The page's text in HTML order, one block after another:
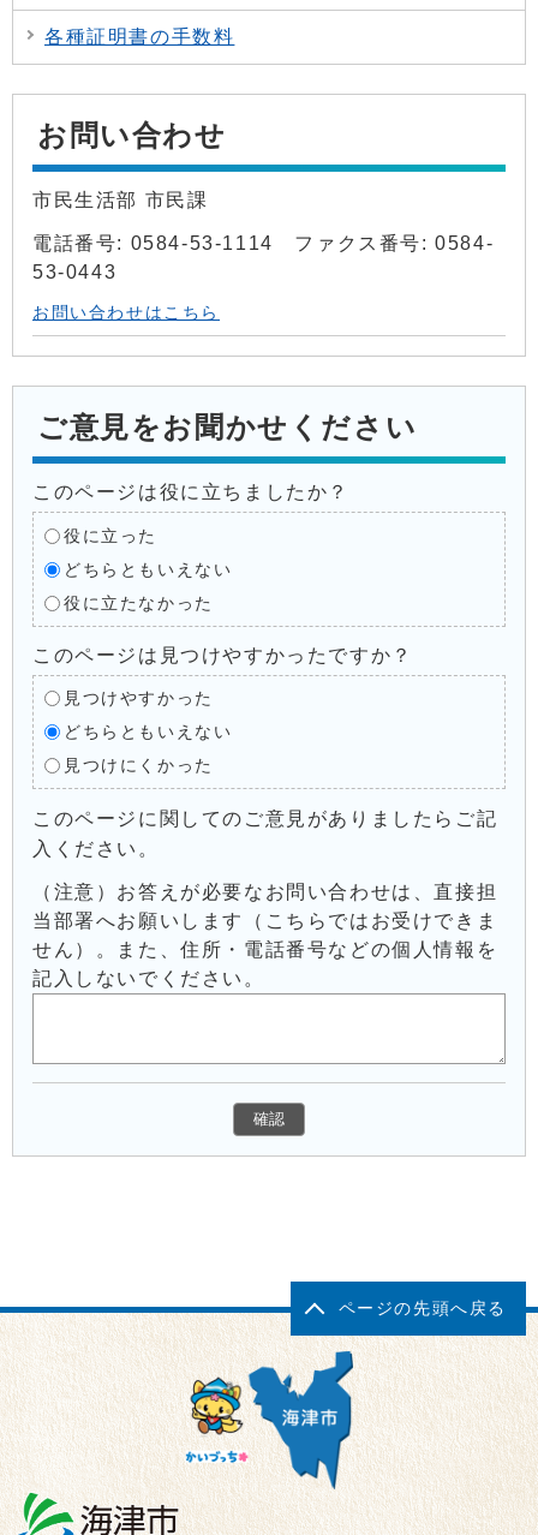
各種証明書の手数料
お問い合わせ
市民生活部 市民課
電話番号: 0584-53-1114 ファクス番号: 0584-
53-0443
お問い合わせはこちら
ご意見をお聞かせください
このページは役に立ちましたか？
役に立った
どちらともいえない
役に立たなかった
このページは見つけやすかったですか？
見つけやすかった
どちらともいえない
見つけにくかった
このページに関してのご意見がありましたらご記
入ください。
（注意）お答えが必要なお問い合わせは、直接担
当部署へお願いします（こちらではお受けできま
せん）。また、住所・電話番号などの個人情報を
記入しないでください。
ページの先頭へ戻る